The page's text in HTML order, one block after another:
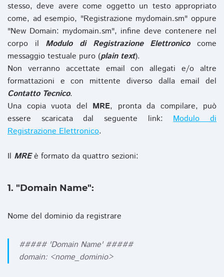
stesso, deve avere come oggetto un testo appropriato
come, ad esempio, "Registrazione mydomain.sm" oppure
"New Domain: mydomain.sm", infine deve contenere nel
corpo il Modulo di Registrazione Elettronicocome
messaggio testuale puro (plain text).
Non verranno accettate email con allegati e/o altre
formattazioni e con mittente diverso dalla email del
Contatto Tecnico.
Una copia vuota del MRE, pronta da compilare, può
essere scaricata dal seguente link:Modulo di
Registrazione Elettronico.
Il MREè formato da quattro sezioni:
1. "Domain Name":
Nome del dominio da registrare
##### 'Domain Name' #####
domain: <nome_dominio>